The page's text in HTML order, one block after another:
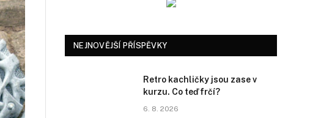
NEJNOVĚJŠÍ PŘÍSPĚVKY
Retro kachličky jsou zase v
kurzu. Co teď frčí?
6. 8. 2026